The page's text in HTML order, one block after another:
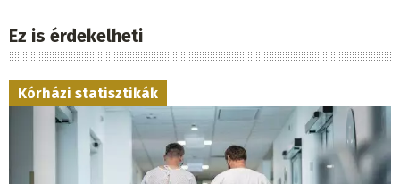
Ez is érdekelheti
Kórházi statisztikák